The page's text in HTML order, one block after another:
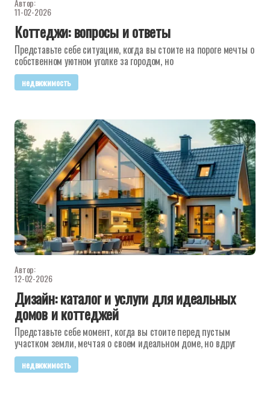
Автор:
11-02-2026
Коттеджи: вопросы и ответы
Представьте себе ситуацию, когда вы стоите на пороге мечты о
собственном уютном уголке за городом, но
недвижимость
Автор:
12-02-2026
Дизайн: каталог и услуги для идеальных
домов и коттеджей
Представьте себе момент, когда вы стоите перед пустым
участком земли, мечтая о своем идеальном доме, но вдруг
недвижимость